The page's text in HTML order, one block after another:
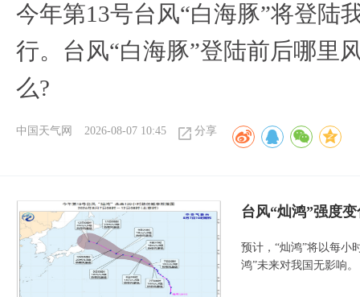
今年第13号台风“白海豚”将登陆
行。台风“白海豚”登陆前后哪里
么?
中国天气网 2026-08-07 10:45 分享
台风“灿鸿”强度
预计，“灿鸿”将以每小
鸿”未来对我国无影响。